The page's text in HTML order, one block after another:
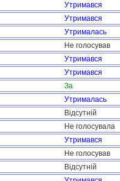
Утримався
Утримався
Утрималась
Не голосував
Утримався
Утримався
За
Утрималась
Відсутній
Не голосувала
Утримався
Не голосував
Відсутній